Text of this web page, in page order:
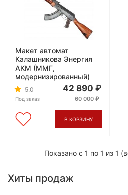
Макет автомат
Калашникова Энергия
АКМ (ММГ,
модернизированный)
5.0
Под заказ
42 890
60 000
В КОРЗИНУ
Показано с 1 по 1 из 1
Хиты продаж